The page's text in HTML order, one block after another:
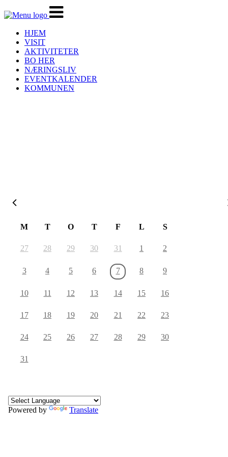
Veksle
navigasjon
HJEM
VISIT
AKTIVITETER
BO HER
NÆRINGSLIV
EVENTKALENDER
KOMMUNEN
M T O T F L S
27 28 29 30 31 1 2
3 4 5 6 7 8 9
10 11 12 13 14 15 16
17 18 19 20 21 22 23
24 25 26 27 28 29 30
31
Powered by Translate